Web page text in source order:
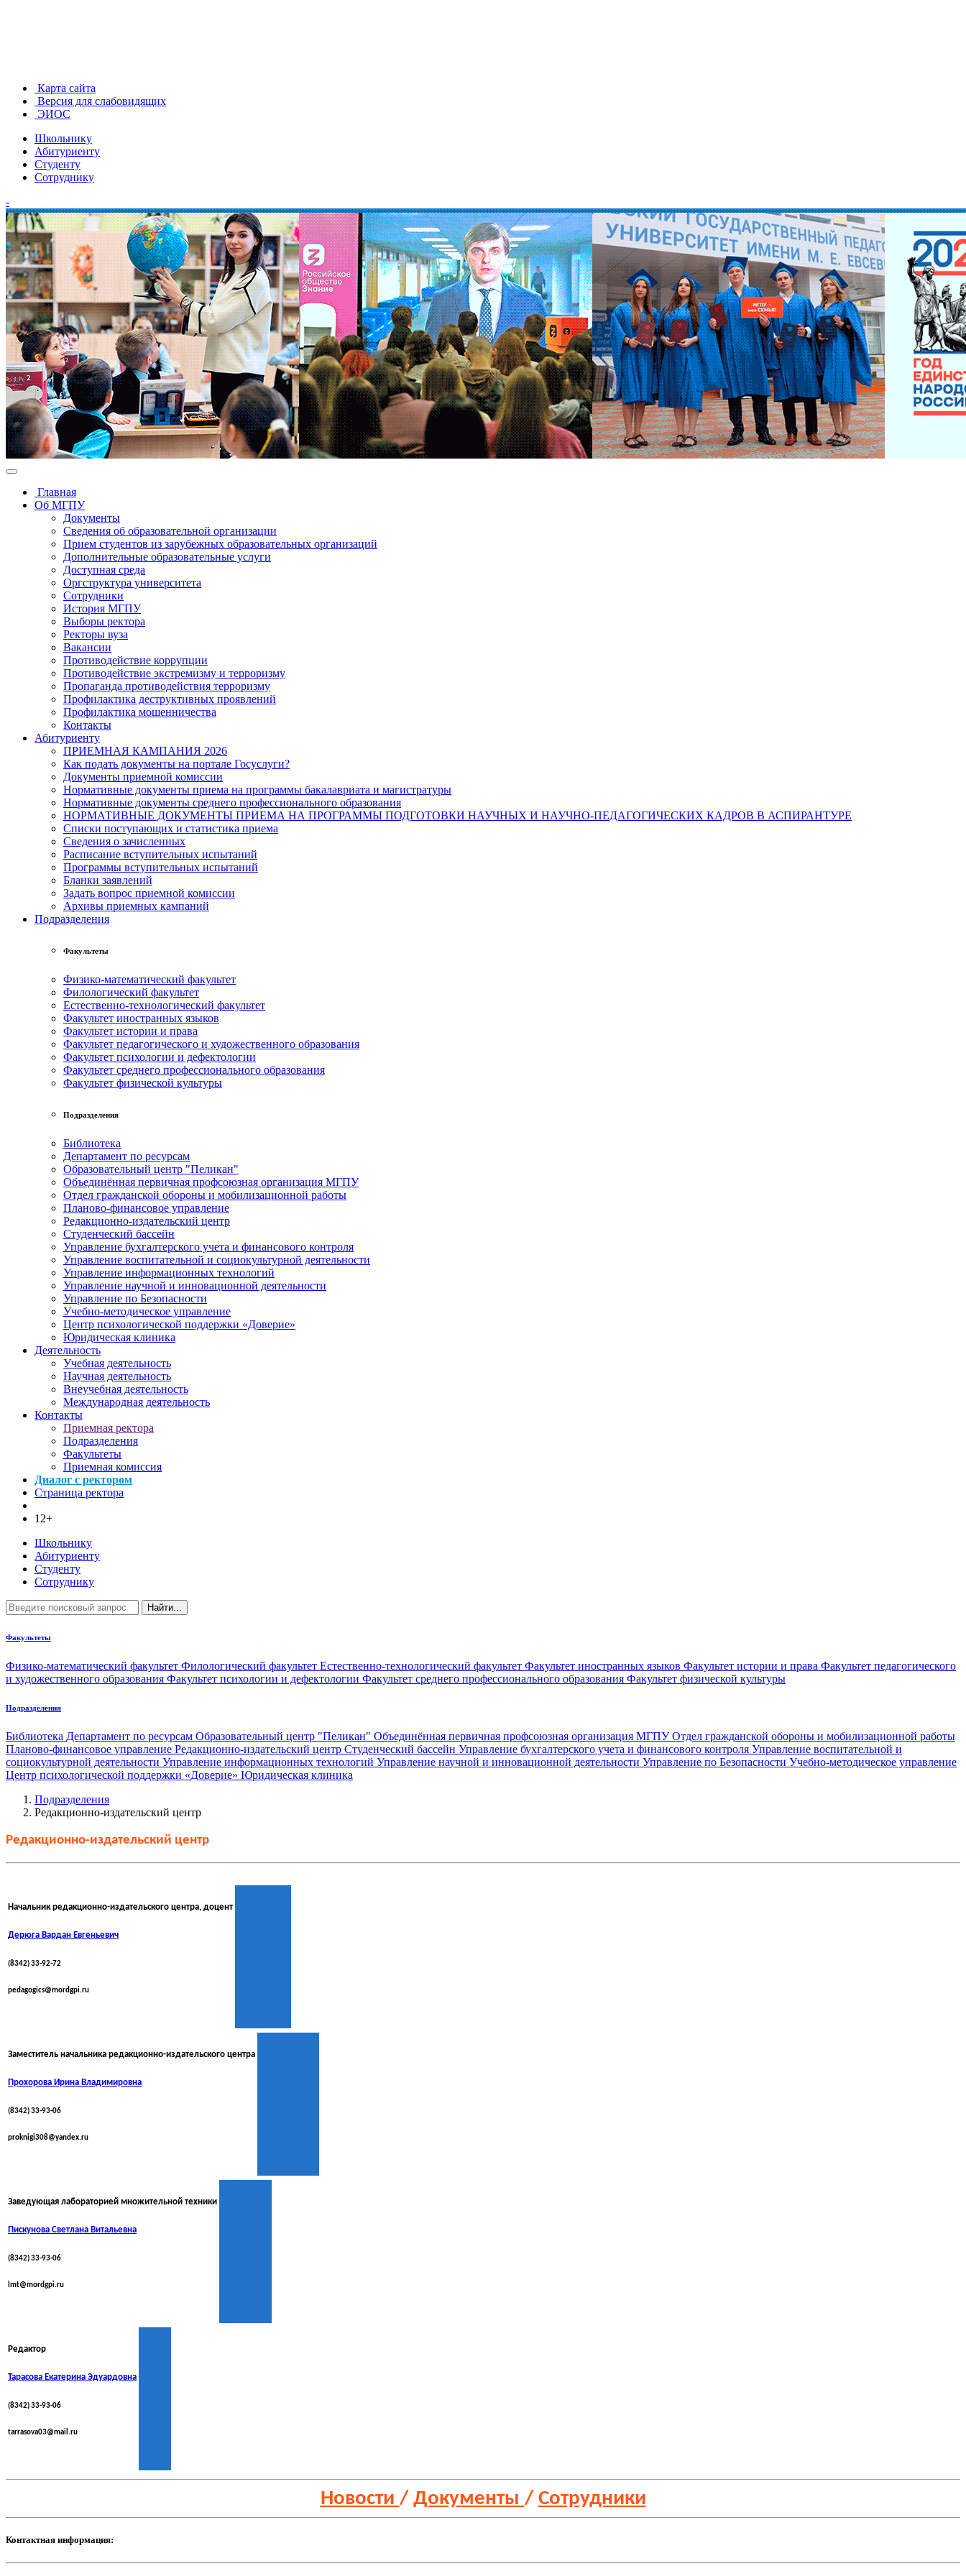
Карта сайта
Версия для слабовидящих
ЭИОС
Школьнику
Абитуриенту
Студенту
Сотруднику
-
Главная
Об МГПУ
Документы
Сведения об образовательной организации
Прием студентов из зарубежных образовательных организаций
Дополнительные образовательные услуги
Доступная среда
Оргструктура университета
Сотрудники
История МГПУ
Выборы ректора
Ректоры вуза
Вакансии
Противодействие коррупции
Противодействие экстремизму и терроризму
Пропаганда противодействия терроризму
Профилактика деструктивных проявлений
Профилактика мошенничества
Контакты
Абитуриенту
ПРИЕМНАЯ КАМПАНИЯ 2026
Как подать документы на портале Госуслуги?
Документы приемной комиссии
Нормативные документы приема на программы бакалавриата и магистратуры
Нормативные документы среднего профессионального образования
НОРМАТИВНЫЕ ДОКУМЕНТЫ ПРИЕМА НА ПРОГРАММЫ ПОДГОТОВКИ НАУЧНЫХ И НАУЧНО-ПЕДАГОГИЧЕСКИХ КАДРОВ В АСПИРАНТУРЕ
Списки поступающих и статистика приема
Сведения о зачисленных
Расписание вступительных испытаний
Программы вступительных испытаний
Бланки заявлений
Задать вопрос приемной комиссии
Архивы приемных кампаний
Подразделения
Факультеты
Физико-математический факультет
Филологический факультет
Естественно-технологический факультет
Факультет иностранных языков
Факультет истории и права
Факультет педагогического и художественного образования
Факультет психологии и дефектологии
Факультет среднего профессионального образования
Факультет физической культуры
Подразделения
Библиотека
Департамент по ресурсам
Образовательный центр "Пеликан"
Объединённая первичная профсоюзная организация МГПУ
Отдел гражданской обороны и мобилизационной работы
Планово-финансовое управление
Редакционно-издательский центр
Студенческий бассейн
Управление бухгалтерского учета и финансового контроля
Управление воспитательной и социокультурной деятельности
Управление информационных технологий
Управление научной и инновационной деятельности
Управление по Безопасности
Учебно-методическое управление
Центр психологической поддержки «Доверие»
Юридическая клиника
Деятельность
Учебная деятельность
Научная деятельность
Внеучебная деятельность
Международная деятельность
Контакты
Приемная ректора
Подразделения
Факультеты
Приемная комиссия
Диалог с ректором
Страница ректора
12+
Школьнику
Абитуриенту
Студенту
Сотруднику
Найти...
Факультеты
Физико-математический факультет Филологический факультет Естественно-технологический факультет Факультет иностранных языков Факультет истории и права Факультет педагогического
и художественного образования Факультет психологии и дефектологии Факультет среднего профессионального образования Факультет физической культуры
Подразделения
Библиотека Департамент по ресурсам Образовательный центр "Пеликан" Объединённая первичная профсоюзная организация МГПУОтдел гражданской обороны и мобилизационной работы
Планово-финансовое управление Редакционно-издательский центр Студенческий бассейн Управление бухгалтерского учета и финансового контроля Управление воспитательной и
социокультурной деятельности Управление информационных технологий Управление научной и инновационной деятельности Управление по Безопасности Учебно-методическое управление
Центр психологической поддержки «Доверие» Юридическая клиника
Подразделения
Редакционно-издательский центр
Редакционно-издательский центр
Начальник редакционно-издательского центра, доцент
Дерюга Вардан Евгеньевич
(8342) 33-92-72
pedagogics@mordgpi.ru
Заместитель начальника редакционно-издательского центра
Прохорова Ирина Владимировна
(8342) 33-93-06
proknigi308@yandex.ru
Заведующая лабораторией множительной техники
Пискунова Светлана Витальевна
(8342) 33-93-06
lmt@mordgpi.ru
Редактор
Тарасова Екатерина Эдуардовна
(8342) 33-93-06
tarrasova03@mail.ru
Новости / Документы / Сотрудники
Контактная информация: